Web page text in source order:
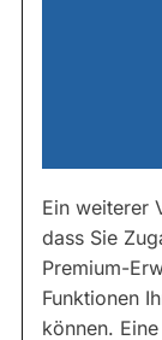
Ein weiterer
dass Sie
Premium-
Funktionen
können.